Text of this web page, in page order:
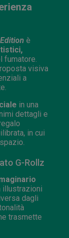
è
fumatore.
visiva
a
in una
dettagli e
in cui
G-Rollz
illustrazioni
dagli
trasmette